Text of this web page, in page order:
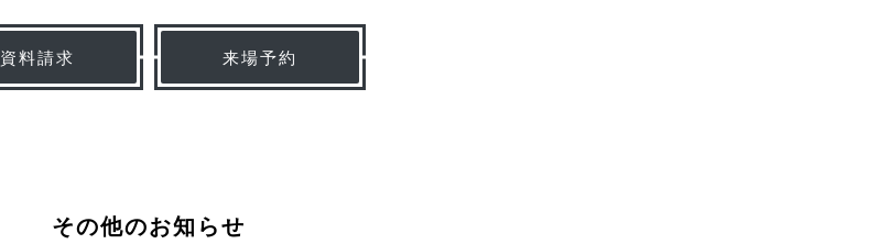
資料請求 来場予約
その他のお知らせ